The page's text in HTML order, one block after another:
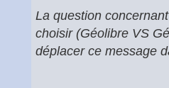
La question
choisir (Géolibre VS
déplacer ce message